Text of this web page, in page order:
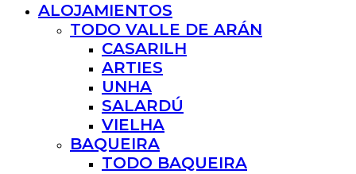
ALOJAMIENTOS
TODO VALLE DE ARÁN
CASARILH
ARTIES
UNHA
SALARDÚ
VIELHA
BAQUEIRA
TODO BAQUEIRA